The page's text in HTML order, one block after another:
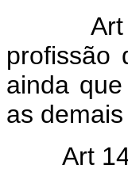
Art 13.
profissão
ainda
as
Art 14.